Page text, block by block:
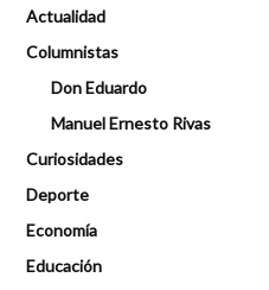
Actualidad
Columnistas
Don Eduardo
Manuel Ernesto Rivas
Curiosidades
Deporte
Economía
Educación